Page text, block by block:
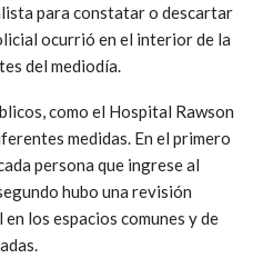
para constatar o descartar
ocurrió en el interior de la
del mediodía.
como el Hospital Rawson
medidas. En el primero
persona que ingrese al
hubo una revisión
los espacios comunes y de